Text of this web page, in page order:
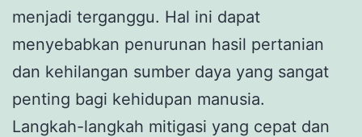
menjadi terganggu. Hal ini dapat
menyebabkan penurunan hasil pertanian
dan kehilangan sumber daya yang sangat
penting bagi kehidupan manusia.
Langkah-langkah mitigasi yang cepat dan